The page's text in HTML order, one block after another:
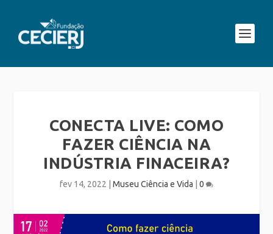
CONECTA LIVE: COMO
FAZER CIÊNCIA NA
INDÚSTRIA FINACEIRA?
fev 14, 2022 Museu Ciência e Vida 0